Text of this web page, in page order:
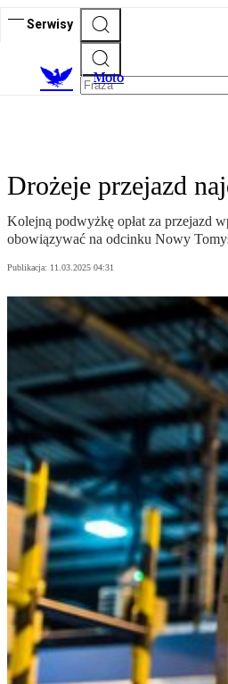
Serwisy
Moto
Drożeje przejazd
Kolejną podwyżkę opłat za przejazd
obowiązywać na odcinku Nowy
Publikacja: 11.03.2025 04:31